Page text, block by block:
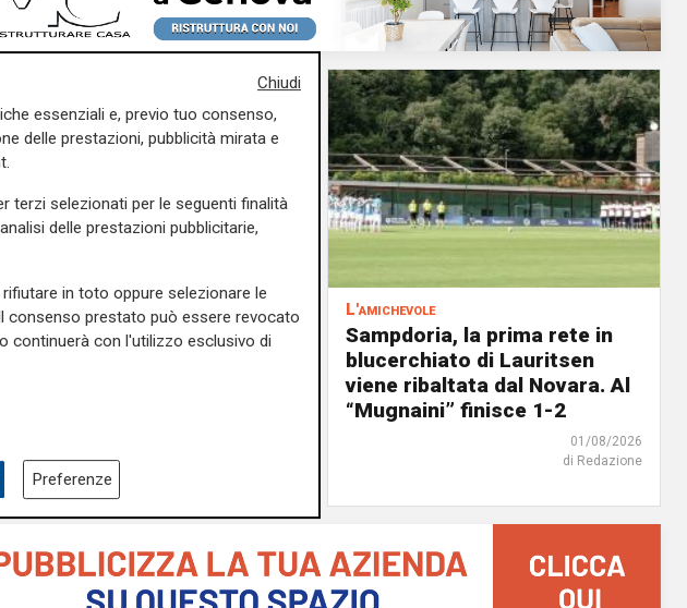
ritrova la piscina
L'amichevole
Sampdoria, la prima rete in
blucerchiato di Lauritsen
viene ribaltata dal Novara. Al
“Mugnaini” finisce 1-2
01/08/2026
di Redazione
Chiudi
essenziali e, previo tuo consenso,
delle prestazioni, pubblicità mirata e
terzi selezionati per le seguenti finalità
delle prestazioni pubblicitarie,
in toto oppure selezionare le
consenso prestato può essere revocato
continuerà con l'utilizzo esclusivo di
Preferenze